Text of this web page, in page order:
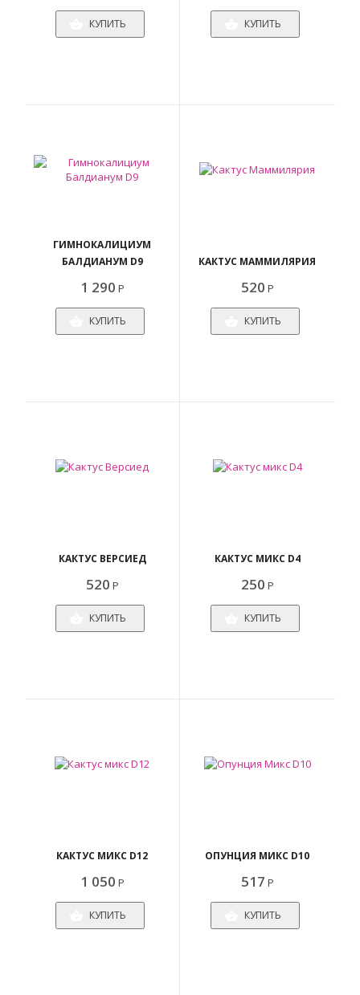
КУПИТЬ КУПИТЬ
ГИМНОКАЛИЦИУМ
БАЛДИАНУМ D9
1 290 Р
КУПИТЬ
КАКТУС МАММИЛЯРИЯ
520 Р
КУПИТЬ
КАКТУС ВЕРСИЕД
520 Р
КУПИТЬ
КАКТУС МИКС D4
250 Р
КУПИТЬ
КАКТУС МИКС D12
1 050 Р
КУПИТЬ
ОПУНЦИЯ МИКС D10
517 Р
КУПИТЬ